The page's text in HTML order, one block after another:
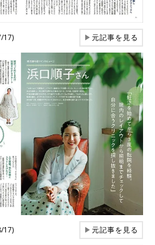
17) ▶元記事を見る
17) ▶元記事を見る